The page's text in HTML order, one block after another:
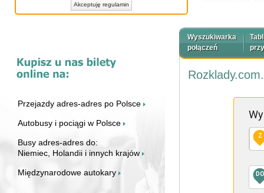
Akceptuję regulamin
Przejazdy adres-adres po Polsce
Autobusy i pociągi w Polsce
Busy adres-adres do:
Niemiec, Holandii i innych krajów
Międzynarodowe autokary
Wyszukiwarka
połączeń
Z
DO